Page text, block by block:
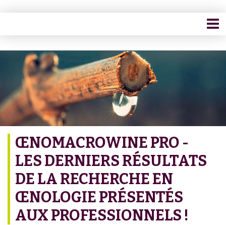
ŒNOMACROWINE PRO -
LES DERNIERS RÉSULTATS
DE LA RECHERCHE EN
ŒNOLOGIE PRÉSENTÉS
AUX PROFESSIONNELS !